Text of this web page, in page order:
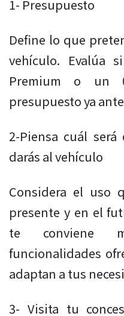
1- Presupuesto
Define lo que
vehículo. Evalúa
Premium o un
presupuesto ya
2-Piensa cuál
darás al vehículo
Considera el uso
presente y en el
te conviene
funcionalidades
adaptan a tus
3- Visita tu